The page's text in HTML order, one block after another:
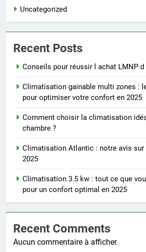
Uncategorized
Recent Posts
Conseils pour réussir l achat LMNP
Climatisation gainable multi zones :
pour optimiser votre confort en 2025
Comment choisir la climatisation
chambre ?
Climatisation Atlantic : notre avis sur
2025
Climatisation 3.5 kw : tout ce que
pour un confort optimal en 2025
Recent Comments
Aucun commentaire à afficher.